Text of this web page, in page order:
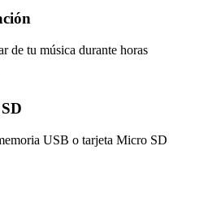
de tu música durante horas
USB o tarjeta Micro SD